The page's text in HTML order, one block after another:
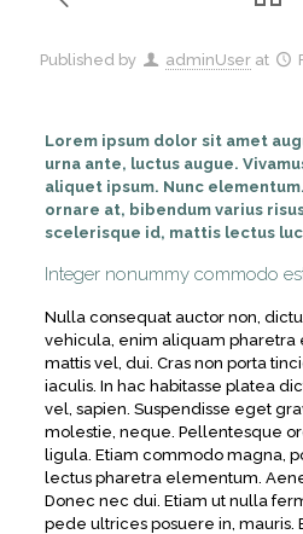
Published by adminUser at
Lorem ipsum dolor sit amet
urna ante, luctus augue.
aliquet ipsum. Nunc
ornare at, bibendum varius
scelerisque id, mattis lectus
Integer nonummy commodo
Nulla consequat auctor non,
vehicula, enim aliquam pharetra
mattis vel, dui. Cras non porta
iaculis. In hac habitasse platea
vel, sapien. Suspendisse eget
molestie, neque. Pellentesque
ligula. Etiam commodo magna,
lectus pharetra elementum.
Donec nec dui. Etiam ut nulla
pede ultrices posuere in, mauris.